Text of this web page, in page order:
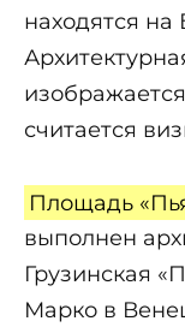
находятся на
считается
Площадь
выполнен
Грузинская
Марко в